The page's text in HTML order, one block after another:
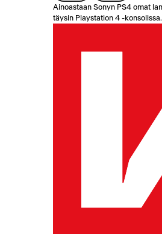
Ainoastaan Sonyn PS4 omat
täysin Playstation 4 -konsolissa.